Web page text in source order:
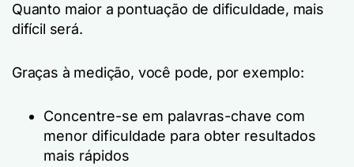
Quanto maior a pontuação de dificuldade, mais
difícil será.
Graças à medição, você pode, por exemplo:
Concentre-se em palavras-chave com
menor dificuldade para obter resultados
mais rápidos